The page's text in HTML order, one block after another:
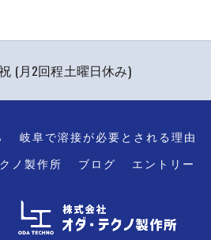
(月2回程土曜日休み)
岐阜で溶接が必要とされる理由
ノ製作所 ブログ エントリー